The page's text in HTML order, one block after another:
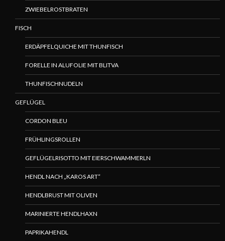
ZWIEBELROSTBRATEN
FISCH
ERDÄPFELQUICHE MIT THUNFISCH
FORELLE IN ALUFOLIE MIT BLITVA
THUNFISCHNUDELN
GEFLÜGEL
CORDON BLEU
FRÜHLINGSROLLEN
GEFLÜGELRISOTTO MIT EIERSCHWAMMERLN
HENDL NACH „KAROS ART“
HENDLBRUST MIT OLIVEN
MARINIERTE HENDLHAXN
PAPRIKAHENDL